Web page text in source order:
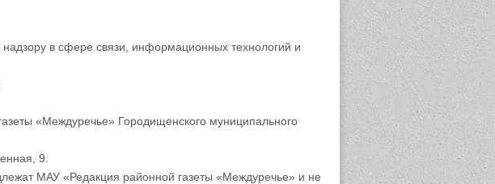
в сфере связи, информационных технологий и
«Междуречье» Городищенского муниципального
9.
МАУ «Редакция районной газеты «Междуречье» и не